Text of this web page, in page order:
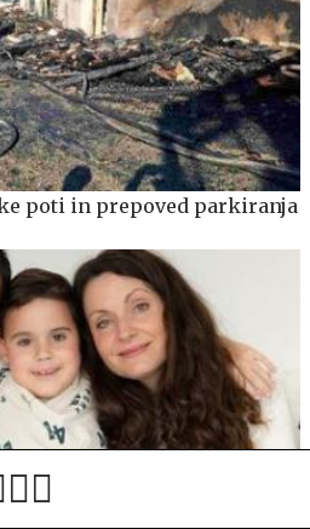
poti in prepoved parkiranja